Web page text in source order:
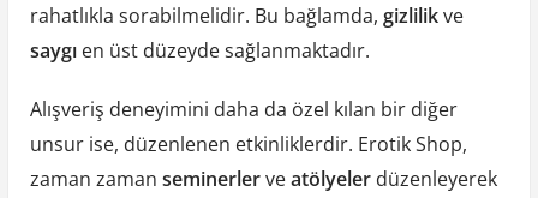
rahatlıkla sorabilmelidir. Bu bağlamda, gizlilikve
saygıen üst düzeyde sağlanmaktadır.
Alışveriş deneyimini daha da özel kılan bir diğer
unsur ise, düzenlenen etkinliklerdir. Erotik Shop,
zaman zaman seminerlerveatölyelerdüzenleyerek